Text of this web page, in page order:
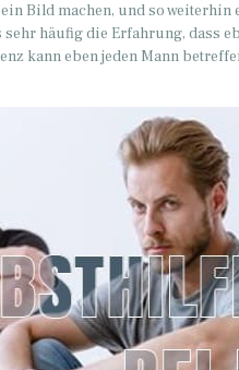
Bild machen, und so
häufig die Erfahrung, dass
kann eben jeden Mann